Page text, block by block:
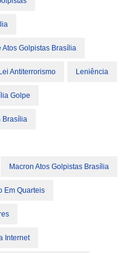
Golpistas Brasília
Lei Antiterrorismo Leniência
Golpe
Brasília
Macron Atos Golpistas Brasília
Em Quarteis
Internet